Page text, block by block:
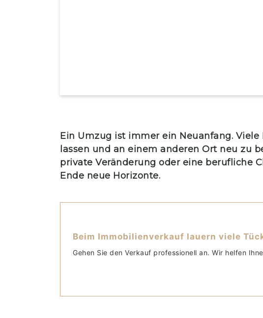
Ein Umzug ist immer ein Neuanfang.
lassen und an einem anderen Ort neu zu
private Veränderung oder eine berufliche
Ende neue Horizonte.
Beim Immobilienverkauf lauern viele
Gehen Sie den Verkauf professionell an. Wir helfen